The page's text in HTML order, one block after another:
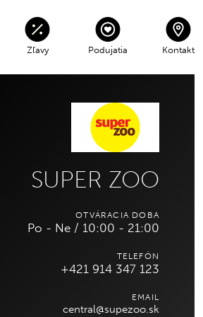
V čase 06:00 - 22:00zdarma
Parkovné mimo prevádzky 3€
každá začatá hodina
otváracích hodín, avšak
Zľavy Podujatia Kontakt
KONTAKTY NA SPRÁVU CENTRA
INFOPULT/INFORMÁCIE
SUPER ZOO
OTVÁRACIA DOBA
Po - Ne / 10:00 - 21:00
TELEFÓN
+421 914 347 123
EMAIL
central@supezoo.sk